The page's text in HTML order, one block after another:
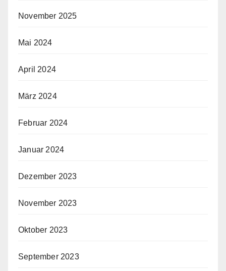
November 2025
Mai 2024
April 2024
März 2024
Februar 2024
Januar 2024
Dezember 2023
November 2023
Oktober 2023
September 2023